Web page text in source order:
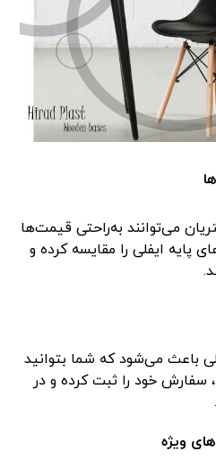
می‌توانند به‌راحتی قیمت‌ها
پایه ایفلی را مقایسه کرده و
باعث می‌شود که شما بتوانید
سفارش خود را ثبت کرده و در
ویژه